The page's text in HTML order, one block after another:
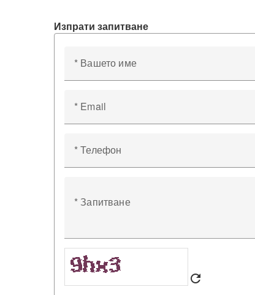
Изпрати запитване
* Вашето име
* Email
* Телефон
* Запитване
refresh